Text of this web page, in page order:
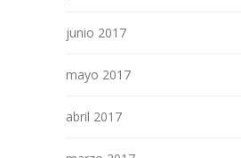
junio 2017
mayo 2017
abril 2017